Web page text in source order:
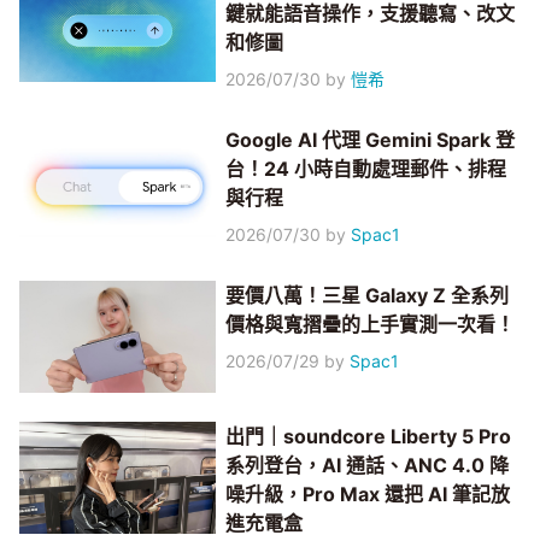
鍵就能語音操作，支援聽寫、改文
和修圖
2026/07/30 by愷希
Google AI 代理 Gemini Spark 登
台！24 小時自動處理郵件、排程
與行程
2026/07/30 by Spac1
要價八萬！三星 Galaxy Z 全系列
價格與寬摺疊的上手實測一次看！
2026/07/29 by Spac1
出門｜soundcore Liberty 5 Pro
系列登台，AI 通話、ANC 4.0 降
噪升級，Pro Max 還把 AI 筆記放
進充電盒